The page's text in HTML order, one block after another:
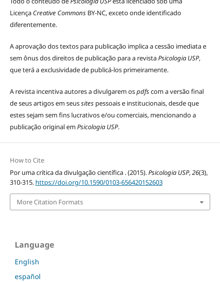
Licença Creative CommonsBY-NC, exceto onde identificado
diferentemente.
A aprovação dos textos para publicação implica a cessão imediata e
sem ônus dos direitos de publicação para a revistaPsicologia USP,
que terá a exclusividade de publicá-los primeiramente.
A revista incentiva autores a divulgarem ospdfscom a versão final
de seus artigos em seussitespessoais e institucionais, desde que
estes sejam sem fins lucrativos e/ou comerciais, mencionando a
publicação original emPsicologia USP.
How to Cite
Por uma crítica da divulgação científica . (2015).Psicologia USP,26(3),
310-315. https://doi.org/10.1590/0103-656420152603
More Citation Formats
Language
English
español